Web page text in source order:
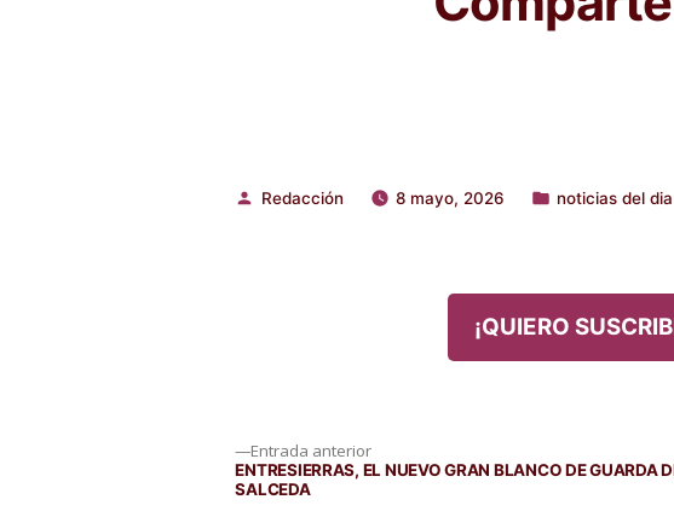
Publicado
Redacción 8 mayo, 2026
Publicado
noticias del dia
¡QUIERO
Entrada anteriorEntrada
anterior:
ENTRESIERRAS, EL NUEVO GRAN BLANCO DE GUARDA
SALCEDA